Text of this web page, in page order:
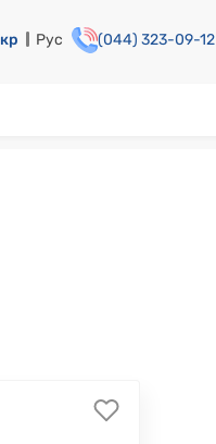
Рус (044) 323-09-12